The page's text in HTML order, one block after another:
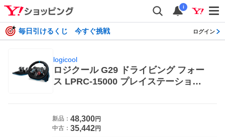
i
毎日引けるくじ 今すぐ挑戦 ログイン
logicool
ロジクール G29 ドライビング フォー
ス LPRC-15000 プレイステーション4
新品： 48,300円
中古： 35,442円